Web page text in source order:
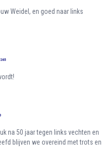
Weidel, en goed naar links
na 50 jaar tegen links vechten en
blijven we overeind met trots en